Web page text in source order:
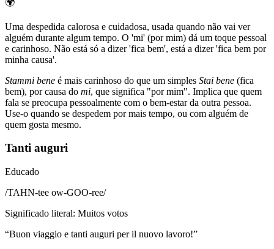
Uma despedida calorosa e cuidadosa, usada quando não vai ver
alguém durante algum tempo. O 'mi' (por mim) dá um toque pessoal
e carinhoso. Não está só a dizer 'fica bem', está a dizer 'fica bem por
minha causa'.
Stammi bene é mais carinhoso do que um simples Stai bene (fica
bem), por causa do mi, que significa "por mim". Implica que quem
fala se preocupa pessoalmente com o bem-estar da outra pessoa.
Use-o quando se despedem por mais tempo, ou com alguém de
quem gosta mesmo.
Tanti auguri
Educado
/TAHN-tee ow-GOO-ree/
Significado literal: Muitos votos
“Buon viaggio e tanti auguri per il nuovo lavoro!”